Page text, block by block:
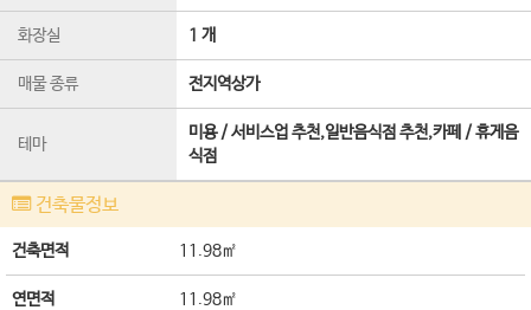
화장실 1 개
매물 종류 전지역상가
테마
미용 / 서비스업 추천,일반음식점 추천,카페 / 휴게음
식점
건축물정보
건축면적 11.98㎡
연면적 11.98㎡